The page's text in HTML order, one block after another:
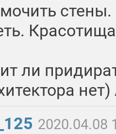
ли
2020.04.08